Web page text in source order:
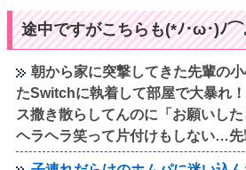
途中ですがこちらも(*ﾉ･ω･)ﾉ⌒
朝から家に突撃してきた先輩の
たSwitchに執着して部屋で大暴れ
ス撒き散らしてんのに「お願いし
ヘラヘラ笑って片付けもしない…先